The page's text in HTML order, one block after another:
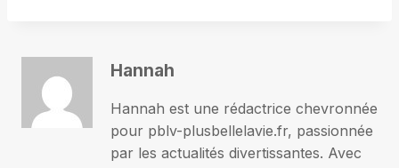
Hannah
Hannah est une rédactrice chevronnée
pour pblv-plusbellelavie.fr, passionnée
par les actualités divertissantes. Avec